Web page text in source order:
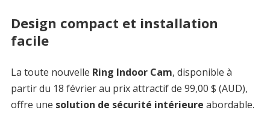
Design compact et installation
facile
La toute nouvelle Ring Indoor Cam, disponible à
partir du 18 février au prix attractif de 99,00 $ (AUD),
offre une solution de sécurité intérieure abordable.